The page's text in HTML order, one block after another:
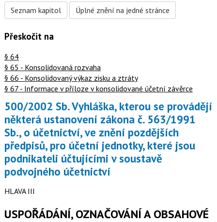
Seznam kapitol Úplné znění na jedné stránce
Přeskočit na
§ 64
§ 65 - Konsolidovaná rozvaha
§ 66 - Konsolidovaný výkaz zisku a ztráty
§ 67 - Informace v příloze v konsolidované účetní závěrce
500/2002 Sb. Vyhláška, kterou se provádějí
některá ustanovení zákona č. 563/1991
Sb., o účetnictví, ve znění pozdějších
předpisů, pro účetní jednotky, které jsou
podnikateli účtujícími v soustavě
podvojného účetnictví
HLAVA III
USPOŘÁDÁNÍ, OZNAČOVÁNÍ A OBSAHOVÉ